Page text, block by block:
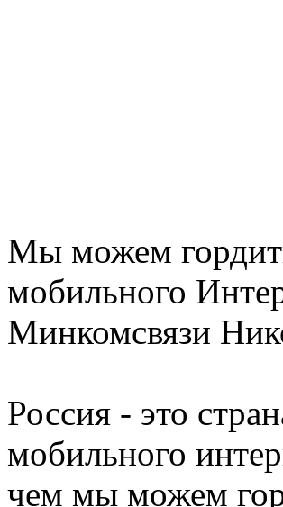
Мы можем
мобильного
Минкомсвязи
Россия - это
мобильного
чем мы можем